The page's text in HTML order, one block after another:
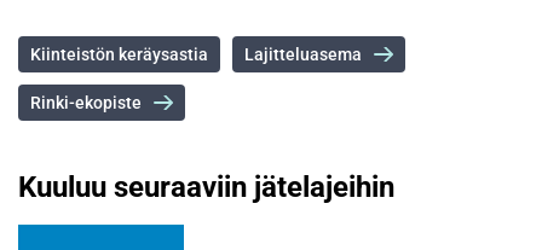
Kiinteistön keräysastia Lajitteluasema
Rinki-ekopiste
Kuuluu seuraaviin jätelajeihin